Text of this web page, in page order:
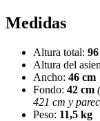
Medidas
Altura total:
Altura del
Ancho: 46 cm
Fondo: 42 cm
421 cm y
Peso: 11,5 kg